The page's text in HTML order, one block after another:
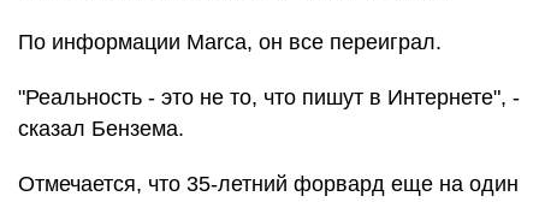
По информации Marca, он все переиграл.
"Реальность - это не то, что пишут в Интернете", -
сказал Бензема.
Отмечается, что 35-летний форвард еще на один